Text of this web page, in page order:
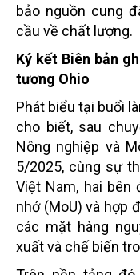
bảo nguồn cung
cầu về chất lượng.
Ký kết Biên bản
tương Ohio
Phát biểu tại buổi
cho biết, sau
Nông nghiệp và
5/2025, cùng sự
Việt Nam, hai bên
nhớ (MoU) và hợp
các mặt hàng
xuất và chế biến